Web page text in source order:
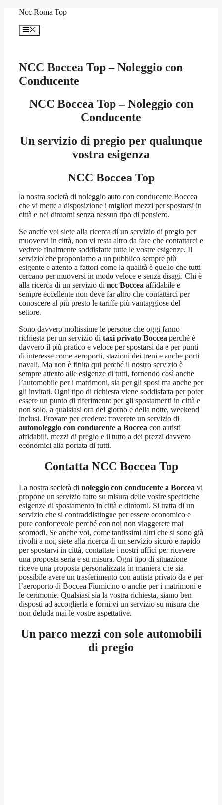
contenuto
Ncc Roma Top
Menu
NCC Boccea Top – Noleggio con
Conducente
NCC Boccea Top – Noleggio con
Conducente
Un servizio di pregio per qualunque
vostra esigenza
NCC Boccea Top
la nostra società di noleggio auto con conducente Boccea
che vi mette a disposizione i migliori mezzi per spostarsi in
città e nei dintorni senza nessun tipo di pensiero.
Se anche voi siete alla ricerca di un servizio di pregio per
muovervi in città, non vi resta altro da fare che contattarci e
vedrete finalmente soddisfatte tutte le vostre esigenze. Il
servizio che proponiamo a un pubblico sempre più
esigente e attento a fattori come la qualità è quello che tutti
cercano per muoversi in modo veloce e senza disagi. Chi è
alla ricerca di un servizio di ncc Boccea affidabile e
sempre eccellente non deve far altro che contattarci per
conoscere al più presto le tariffe più vantaggiose del
settore.
Sono davvero moltissime le persone che oggi fanno
richiesta per un servizio di taxi privato Boccea perché è
davvero il più pratico e veloce per spostarsi da e per punti
di interesse come aeroporti, stazioni dei treni e anche porti
navali. Ma non è finita qui perché il nostro servizio è
sempre attento alle esigenze di tutti, fornendo così anche
l’automobile per i matrimoni, sia per gli sposi ma anche per
gli invitati. Ogni tipo di richiesta viene soddisfatta per poter
essere un punto di riferimento per gli spostamenti in città e
non solo, a qualsiasi ora del giorno e della notte, weekend
inclusi. Provare per credere: troverete un servizio di
autonoleggio con conducente a Boccea con autisti
affidabili, mezzi di pregio e il tutto a dei prezzi davvero
economici alla portata di tutti.
Contatta NCC Boccea Top
La nostra società di noleggio con conducente a Boccea vi
propone un servizio fatto su misura delle vostre specifiche
esigenze di spostamento in città e dintorni. Si tratta di un
servizio che si contraddistingue per essere economico e
pure confortevole perché con noi non viaggerete mai
scomodi. Se anche voi, come tantissimi altri che si sono già
rivolti a noi, siete alla ricerca di un servizio sicuro e rapido
per spostarvi in città, contattate i nostri uffici per ricevere
una proposta seria e su misura. Ogni tipo di situazione
riceve una proposta personalizzata in maniera che sia
possibile avere un trasferimento con autista privato da e per
l’aeroporto di Boccea Fiumicino o anche per i matrimoni e
le cerimonie. Qualsiasi sia la vostra richiesta, siamo ben
disposti ad accoglierla e fornirvi un servizio su misura che
non deluda mai le vostre aspettative.
Un parco mezzi con sole automobili
di pregio